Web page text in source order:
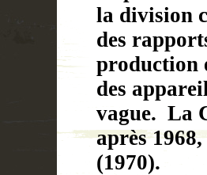
la division
des
production
des
vague. La
après
(1970).